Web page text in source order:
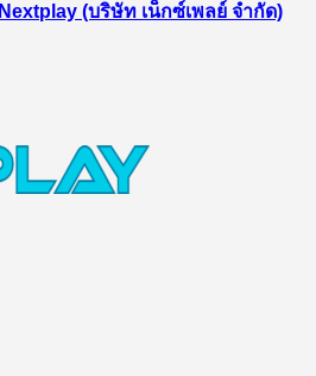
Nextplay (บริษัท เน็กซ์เพลย์ จำกัด)